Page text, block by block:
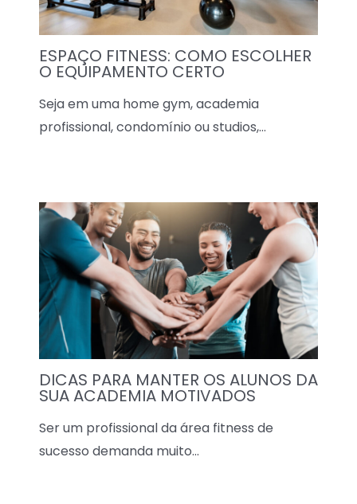
ESPAÇO FITNESS: COMO ESCOLHER
O EQUIPAMENTO CERTO
Seja em uma home gym, academia
profissional, condomínio ou studios,…
DICAS PARA MANTER OS ALUNOS DA
SUA ACADEMIA MOTIVADOS
Ser um profissional da área fitness de
sucesso demanda muito…